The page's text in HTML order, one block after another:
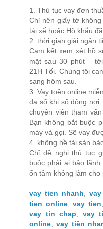
1. Thủ tục vay đơn
Chỉ nên giấy tờ
tài xế hoặc Hộ khẩu
2. thời gian giải ngân
Cam kết xem xét hồ
mặt sau 30 phút –
21H Tối. Chúng tôi
sang hôm sau.
3. Vay toền online
đa số khi số đông
chuyên viên tham
Bạn không bắt buộc
máy và gọi. Sẽ vay
4. không hề tài sản
Chỉ đề nghị thủ tục
buộc phải ai bảo
ổn tâm không làm cho
vay tien nhanh
tien online, vay tien
vay tin chap
vay
online ,vay tiền